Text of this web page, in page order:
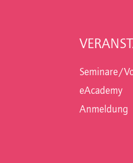
Seminare/
eAcademy
Anmeldung